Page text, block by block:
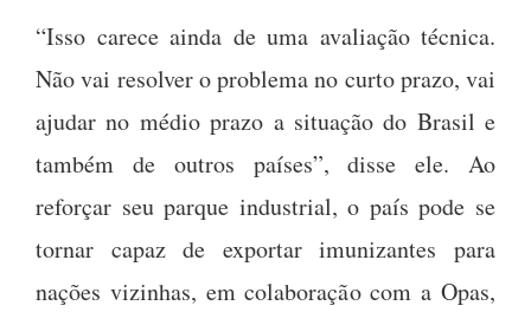
“Isso carece ainda de uma avaliação técnica.
Não vai resolver o problema no curto prazo, vai
ajudar no médio prazo a situação do Brasil e
também de outros países”, disse ele. Ao
reforçar seu parque industrial, o país pode se
tornar capaz de exportar imunizantes para
nações vizinhas, em colaboração com a Opas,